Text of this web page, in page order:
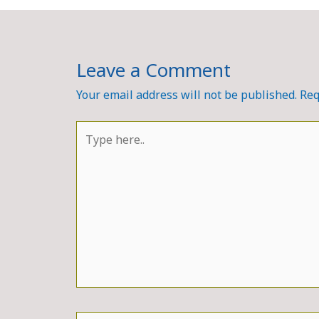
Leave a Comment
Your email address will not be published.
here..